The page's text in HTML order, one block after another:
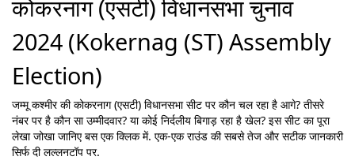
कोकरनाग (एसटी) विधानसभा चुनाव
2024 (Kokernag (ST) Assembly
Election)
जम्मू कश्मीरकी कोकरनाग (एसटी) विधानसभा सीट पर कौन चल रहा है आगे? तीसरे
नंबर पर है कौन सा उम्मीदवार? या कोई निर्दलीय बिगाड़ रहा है खेल? इस सीट का पूरा
लेखा जोखा जानिए बस एक क्लिक में. एक-एक राउंड की सबसे तेज और सटीक जानकारी
सिर्फ दी लल्लनटॉप पर.